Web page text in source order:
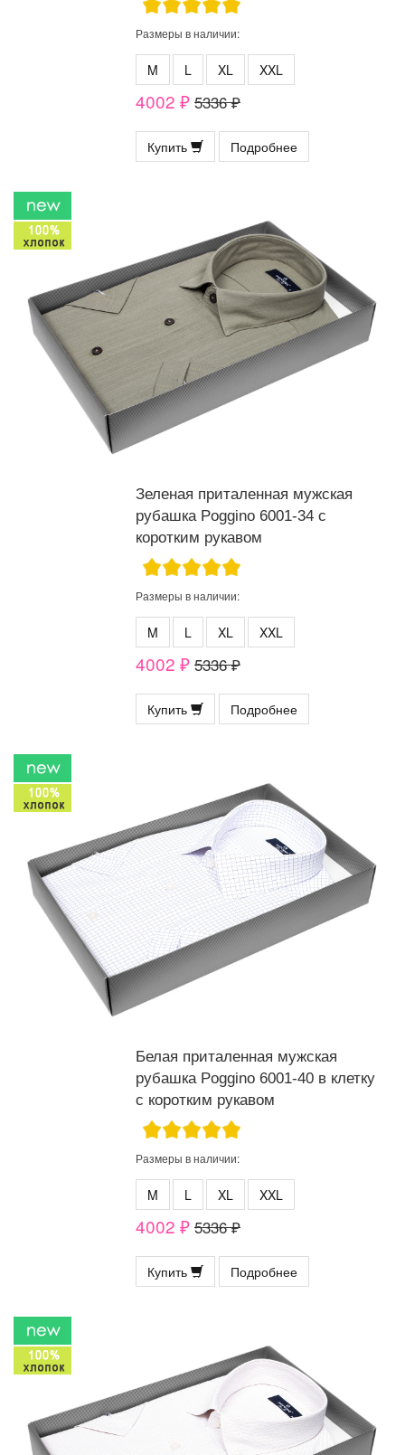
Размеры в наличии:
M L XL XXL
4002 ₽ 5336 ₽
Купить Подробнее
Зеленая приталенная мужская
рубашка Poggino 6001-34 с
коротким рукавом
Размеры в наличии:
M L XL XXL
4002 ₽ 5336 ₽
Купить Подробнее
Белая приталенная мужская
рубашка Poggino 6001-40 в клетку
с коротким рукавом
Размеры в наличии:
M L XL XXL
4002 ₽ 5336 ₽
Купить Подробнее